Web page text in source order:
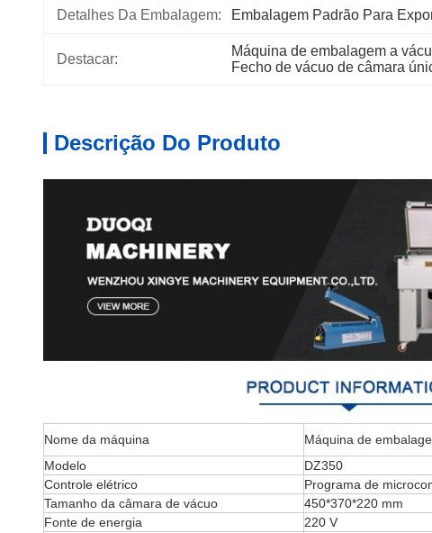
Detalhes Da Embalagem: Embalagem Padrão Para
Destacar:
Máquina de embalagem a
Fecho de vácuo de câmara
Descrição Do Produto
Nome da máquina
Máquina de
Modelo
DZ350
Controle elétrico
Programa de
Tamanho da câmara de vácuo
450*370*220 mm
Fonte de energia
220 V